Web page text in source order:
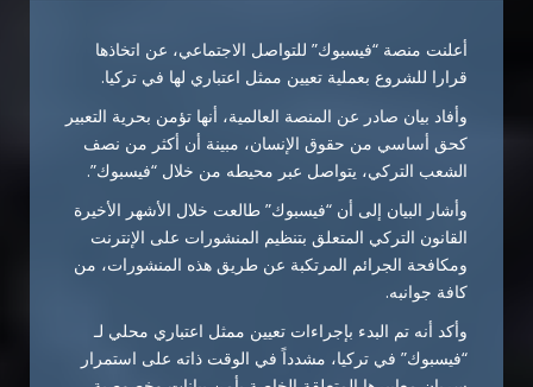
أعلنت منصة “فيسبوك” للتواصل الاجتماعي، عن اتخاذها
قرارا للشروع بعملية تعيين ممثل اعتباري لها في تركيا.
وأفاد بيان صادر عن المنصة العالمية، أنها تؤمن بحرية التعبير
كحق أساسي من حقوق الإنسان، مبينة أن أكثر من نصف
الشعب التركي، يتواصل عبر محيطه من خلال “فيسبوك”.
وأشار البيان إلى أن “فيسبوك” طالعت خلال الأشهر الأخيرة
القانون التركي المتعلق بتنظيم المنشورات على الإنترنت
ومكافحة الجرائم المرتكبة عن طريق هذه المنشورات، من
كافة جوانبه.
وأكد أنه تم البدء بإجراءات تعيين ممثل اعتباري محلي لـ
“فيسبوك” في تركيا، مشدداً في الوقت ذاته على استمرار